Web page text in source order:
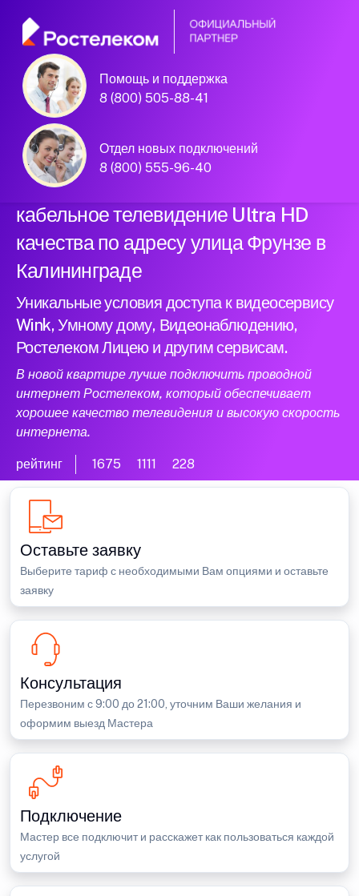
Помощь и поддержка
8 (800) 505-88-41
Отдел новых подключений
8 (800) 555-96-40
Официальный
партнер Ростелеком
Подключили новый интернет и
кабельное телевидение Ultra HD
качества по адресу улица Фрунзе в
Калининграде
Уникальные условия доступа к видеосервису
Wink, Умному дому, Видеонаблюдению,
Ростелеком Лицею и другим сервисам.
В новой квартире лучше подключить проводной
интернет Ростелеком, который обеспечивает
хорошее качество телевидения и высокую скорость
интернета.
рейтинг 1675 1111 228
Оставьте заявку
Выберите тариф с необходимыми Вам опциями и оставьте
заявку
Консультация
Перезвоним с 9:00 до 21:00, уточним Ваши желания и
оформим выезд Мастера
Подключение
Мастер все подключит и расскажет как пользоваться каждой
услугой